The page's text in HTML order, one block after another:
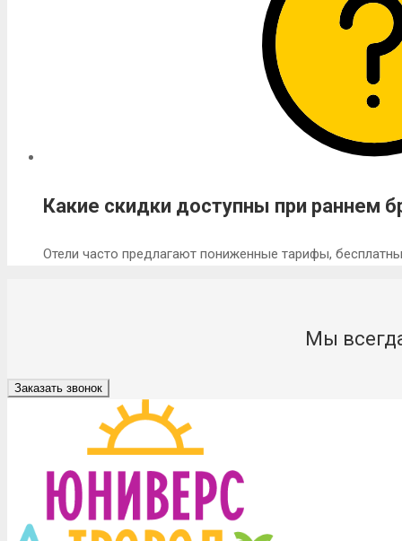
Какие скидки доступны при раннем
Отели часто предлагают пониженные тарифы,
Мы
Заказать звонок